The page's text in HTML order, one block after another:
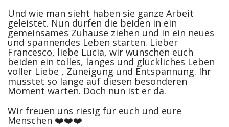
Und wie man sieht haben sie ganze Arbeit
geleistet. Nun dürfen die beiden in ein
gemeinsames Zuhause ziehen und in ein neues
und spannendes Leben starten. Lieber
Francesco, liebe Lucia, wir wünschen euch
beiden ein tolles, langes und glückliches Leben
voller Liebe , Zuneigung und Entspannung. Ihr
musstet so lange auf diesen besonderen
Moment warten. Doch nun ist er da.
Wir freuen uns riesig für euch und eure
Menschen ❤️❤️❤️